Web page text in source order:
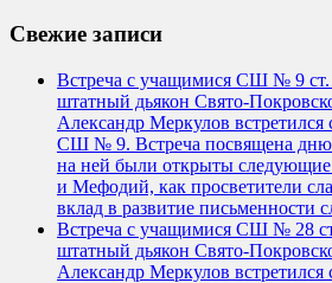
Свежие записи
Встреча с учащимися СШ № 9 ст.
штатный дьякон Свято-
Александр Меркулов встретился
СШ № 9. Встреча посвящена дню
на ней были открыты
и Мефодий, как просветители
вклад в развитие письменности
Встреча с учащимися СШ № 28
штатный дьякон Свято-
Александр Меркулов встретился